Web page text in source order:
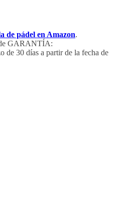
de pádel en Amazon.
GARANTÍA:
de 30 días a partir de la fecha de